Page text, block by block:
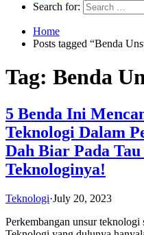
Search for:
Home
Posts tagged “Benda
Tag: Benda
5 Benda Ini
Teknologi Dalam
Dah Biar Pada
Teknologinya!
Teknologi·July 20, 2023
Perkembangan unsur teknologi